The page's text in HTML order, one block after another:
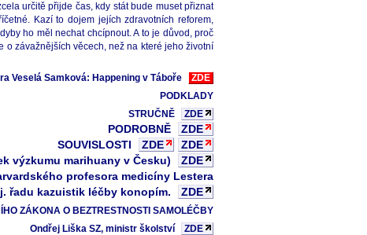
určitě přijde čas, kdy stát bude muset přiznat
Kazí to dojem jejích zdravotních reforem,
ho měl nechat chcípnout. A to je důvod, proč
závažnějších věcech, než na které jeho životní
Veselá Samková: Happening v Táboře
ZDE
PODKLADY
STRUČNĚ
ZDE
PODROBNĚ
ZDE
SOUVISLOSTI
ZDE
ZDE
výzkumu marihuany v Česku)
ZDE
profesora medicíny Lestera
řadu kazuistik léčby konopím.
ZDE
ZÁKONA O BEZTRESTNOSTI SAMOLÉČBY
Ondřej Liška SZ, ministr školství
ZDE